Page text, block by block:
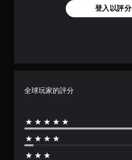
登入以評分
全球玩家的評分